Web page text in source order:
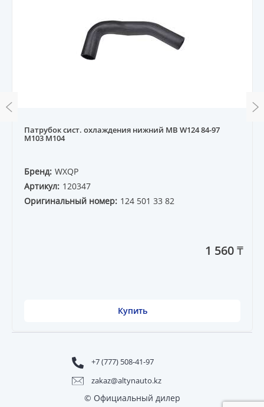
Патрубок сист. охлаждения нижний MB W124 84-97
M103 M104
Бренд: WXQP
Артикул: 120347
Оригинальный номер: 124 501 33 82
1 560 ₸
Купить
+7 (777) 508-41-97
zakaz@altynauto.kz
© Официальный дилер